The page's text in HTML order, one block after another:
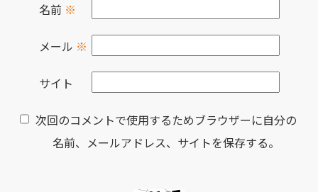
名前 ※
メール ※
サイト
次回のコメントで使用するためブラウザーに自分の
名前、メールアドレス、サイトを保存する。